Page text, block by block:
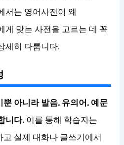
서는 영어사전이 왜
게 맞는 사전을 고르는 데 꼭
세히 다룹니다.
아니라 발음, 유의어, 예문
니다. 이를 통해 학습자는
실제 대화나 글쓰기에서